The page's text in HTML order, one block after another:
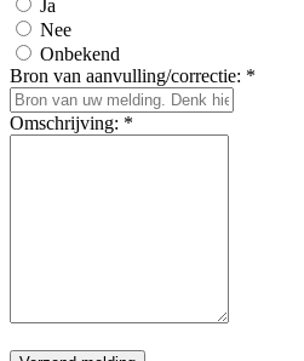
Ja
Nee
Onbekend
Bron van aanvulling/correctie: *
Omschrijving: *